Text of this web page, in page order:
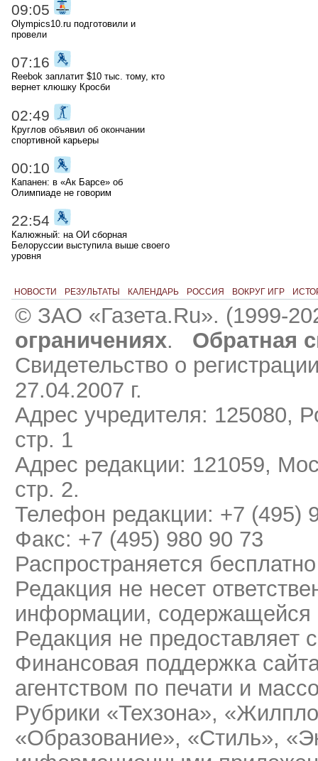
09:05
Olympics10.ru подготовили и
провели
07:16
Reebok заплатит $10 тыс. тому, кто
вернет клюшку Кросби
02:49
Круглов объявил об окончании
спортивной карьеры
00:10
Капанен: в «Ак Барсе» об
Олимпиаде не говорим
22:54
Калюжный: на ОИ сборная
Белоруссии выступила выше своего
уровня
НОВОСТИ РЕЗУЛЬТАТЫ КАЛЕНДАРЬ РОССИЯ ВОКРУГ ИГР
© ЗАО «Газета.Ru». (1999-
ограничениях.
Обратная
Свидетельство о
27.04.2007 г.
Адрес учредителя: 125080,
стр. 1
Адрес редакции: 121059,
стр. 2.
Телефон редакции: +7 (495)
Факс: +7 (495) 980 90 73
Распространяется бесплатно
Редакция не несет
информации, содержащейся
Редакция не предоставляет
Финансовая поддержка
агентством по печати и
Рубрики «Техзона»,
«Образование», «Стиль»,